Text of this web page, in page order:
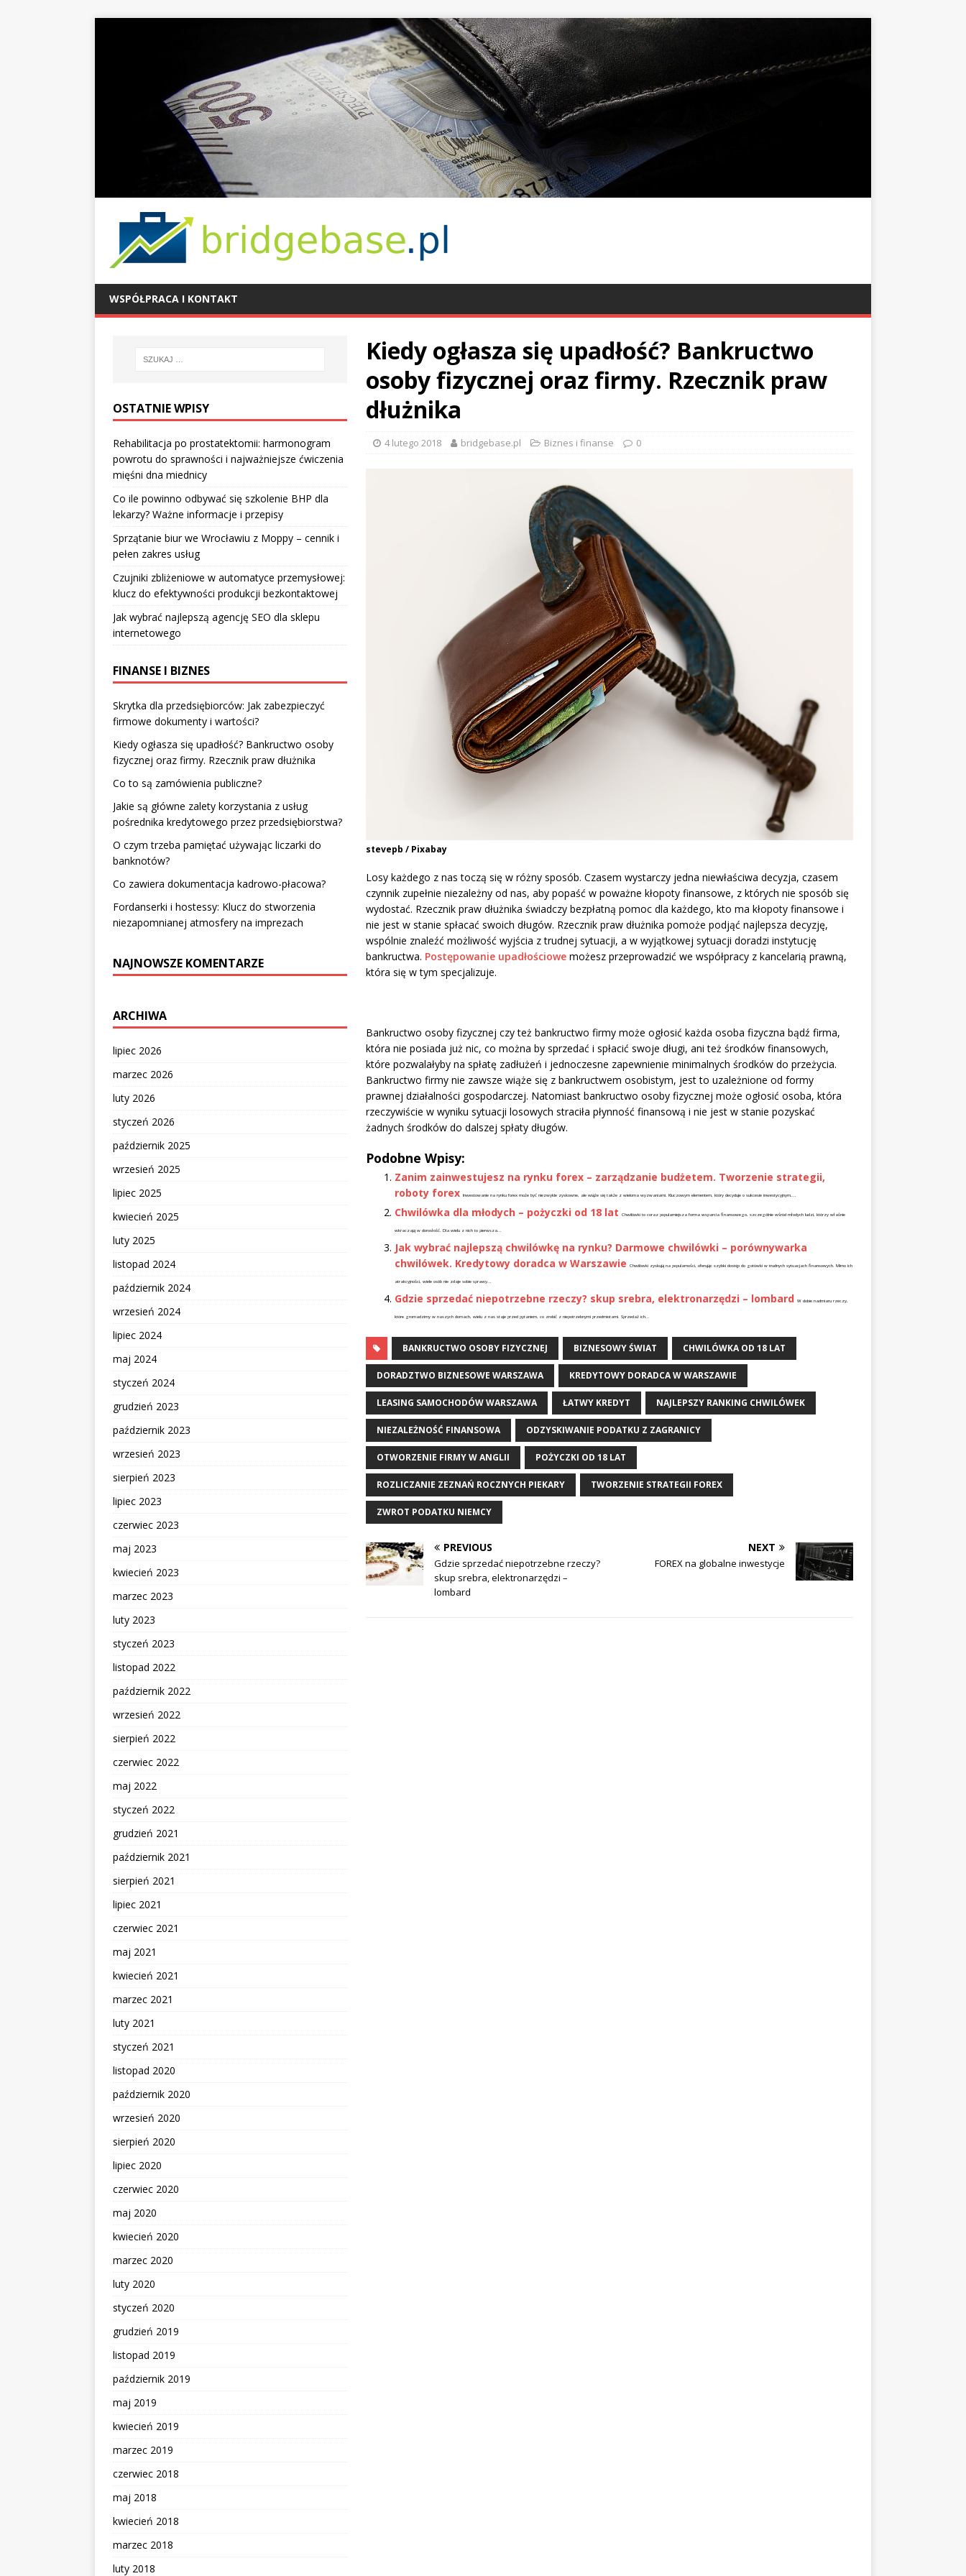
WSPÓŁPRACA I KONTAKT
Kiedy ogłasza się upadłość? Bankructwo
osoby fizycznej oraz firmy. Rzecznik praw
dłużnika
4 lutego 2018 bridgebase.pl Biznes i finanse 0
stevepb / Pixabay
Losy każdego z nas toczą się w różny sposób. Czasem wystarczy jedna niewłaściwa decyzja, czasem
czynnik zupełnie niezależny od nas, aby popaść w poważne kłopoty finansowe, z których nie sposób się
wydostać. Rzecznik praw dłużnika świadczy bezpłatną pomoc dla każdego, kto ma kłopoty finansowe i
nie jest w stanie spłacać swoich długów. Rzecznik praw dłużnika pomoże podjąć najlepsza decyzję,
wspólnie znaleźć możliwość wyjścia z trudnej sytuacji, a w wyjątkowej sytuacji doradzi instytucję
bankructwa. Postępowanie upadłościowemożesz przeprowadzić we współpracy z kancelarią prawną,
która się w tym specjalizuje.
Bankructwo osoby fizycznej czy też bankructwo firmy może ogłosić każda osoba fizyczna bądź firma,
która nie posiada już nic, co można by sprzedać i spłacić swoje długi, ani też środków finansowych,
które pozwalałyby na spłatę zadłużeń i jednoczesne zapewnienie minimalnych środków do przeżycia.
Bankructwo firmy nie zawsze wiąże się z bankructwem osobistym, jest to uzależnione od formy
prawnej działalności gospodarczej. Natomiast bankructwo osoby fizycznej może ogłosić osoba, która
rzeczywiście w wyniku sytuacji losowych straciła płynność finansową i nie jest w stanie pozyskać
żadnych środków do dalszej spłaty długów.
Podobne Wpisy:
Zanim zainwestujesz na rynku forex – zarządzanie budżetem. Tworzenie strategii,
roboty forex Inwestowanie na rynku forex może być niezwykle zyskowne, ale wiąże się także z wieloma wyzwaniami. Kluczowym elementem, który decyduje o sukcesie inwestycyjnym,...
Chwilówka dla młodych – pożyczki od 18 lat Chwilówki to coraz popularniejsza forma wsparcia finansowego, szczególnie wśród młodych ludzi, którzy właśnie
wkraczają w dorosłość. Dla wielu z nich to pierwsza...
Jak wybrać najlepszą chwilówkę na rynku? Darmowe chwilówki – porównywarka
chwilówek. Kredytowy doradca w Warszawie
Chwilówki zyskują na popularności, oferując szybki dostęp do gotówki w trudnych sytuacjach finansowych. Mimo ich
atrakcyjności, wiele osób nie zdaje sobie sprawy...
Gdzie sprzedać niepotrzebne rzeczy? skup srebra, elektronarzędzi – lombard W dobie nadmiaru rzeczy,
które gromadzimy w naszych domach, wielu z nas staje przed pytaniem, co zrobić z niepotrzebnymi przedmiotami. Sprzedaż ich...
BANKRUCTWO OSOBY FIZYCZNEJ BIZNESOWY ŚWIAT CHWILÓWKA OD 18 LAT
DORADZTWO BIZNESOWE WARSZAWA KREDYTOWY DORADCA W WARSZAWIE
LEASING SAMOCHODÓW WARSZAWA ŁATWY KREDYT NAJLEPSZY RANKING CHWILÓWEK
NIEZALEŻNOŚĆ FINANSOWA ODZYSKIWANIE PODATKU Z ZAGRANICY
OTWORZENIE FIRMY W ANGLII POŻYCZKI OD 18 LAT
ROZLICZANIE ZEZNAŃ ROCZNYCH PIEKARY TWORZENIE STRATEGII FOREX
ZWROT PODATKU NIEMCY
PREVIOUS
Gdzie sprzedać niepotrzebne rzeczy?
skup srebra, elektronarzędzi –
lombard
NEXT
FOREX na globalne inwestycje
OSTATNIE WPISY
Rehabilitacja po prostatektomii: harmonogram
powrotu do sprawności i najważniejsze ćwiczenia
mięśni dna miednicy
Co ile powinno odbywać się szkolenie BHP dla
lekarzy? Ważne informacje i przepisy
Sprzątanie biur we Wrocławiu z Moppy – cennik i
pełen zakres usług
Czujniki zbliżeniowe w automatyce przemysłowej:
klucz do efektywności produkcji bezkontaktowej
Jak wybrać najlepszą agencję SEO dla sklepu
internetowego
FINANSE I BIZNES
Skrytka dla przedsiębiorców: Jak zabezpieczyć
firmowe dokumenty i wartości?
Kiedy ogłasza się upadłość? Bankructwo osoby
fizycznej oraz firmy. Rzecznik praw dłużnika
Co to są zamówienia publiczne?
Jakie są główne zalety korzystania z usług
pośrednika kredytowego przez przedsiębiorstwa?
O czym trzeba pamiętać używając liczarki do
banknotów?
Co zawiera dokumentacja kadrowo-płacowa?
Fordanserki i hostessy: Klucz do stworzenia
niezapomnianej atmosfery na imprezach
NAJNOWSZE KOMENTARZE
ARCHIWA
lipiec 2026
marzec 2026
luty 2026
styczeń 2026
październik 2025
wrzesień 2025
lipiec 2025
kwiecień 2025
luty 2025
listopad 2024
październik 2024
wrzesień 2024
lipiec 2024
maj 2024
styczeń 2024
grudzień 2023
październik 2023
wrzesień 2023
sierpień 2023
lipiec 2023
czerwiec 2023
maj 2023
kwiecień 2023
marzec 2023
luty 2023
styczeń 2023
listopad 2022
październik 2022
wrzesień 2022
sierpień 2022
czerwiec 2022
maj 2022
styczeń 2022
grudzień 2021
październik 2021
sierpień 2021
lipiec 2021
czerwiec 2021
maj 2021
kwiecień 2021
marzec 2021
luty 2021
styczeń 2021
listopad 2020
październik 2020
wrzesień 2020
sierpień 2020
lipiec 2020
czerwiec 2020
maj 2020
kwiecień 2020
marzec 2020
luty 2020
styczeń 2020
grudzień 2019
listopad 2019
październik 2019
maj 2019
kwiecień 2019
marzec 2019
czerwiec 2018
maj 2018
kwiecień 2018
marzec 2018
luty 2018